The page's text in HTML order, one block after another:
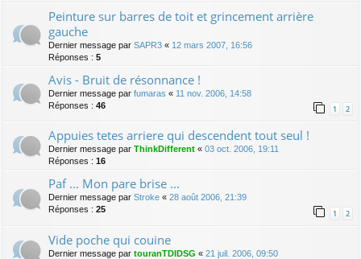
Peinture sur barres de toit et grincement arrière
gauche
Dernier message par SAPR3 « 12 mars 2007, 16:56
Réponses : 5
Avis - Bruit de résonnance !
Dernier message par fumaras « 11 nov. 2006, 14:58
Réponses : 46 1 2
Appuies tetes arriere qui descendent tout seul !
Dernier message par ThinkDifferent « 03 oct. 2006, 19:11
Réponses : 16
Paf ... Mon pare brise ...
Dernier message par Stroke « 28 août 2006, 21:39
Réponses : 25 1 2
Vide poche qui couine
Dernier message par touranTDIDSG « 21 juil. 2006, 09:50